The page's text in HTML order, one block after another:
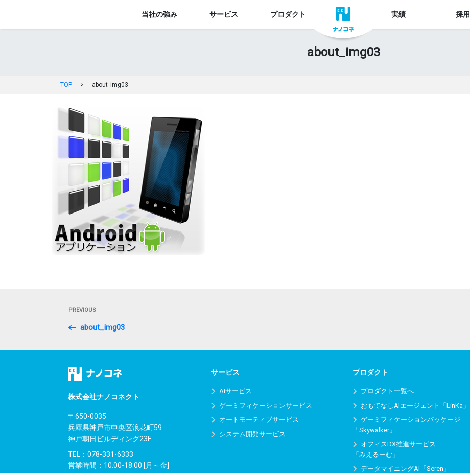
当社の強み サービス プロダクト 実績 採用
about_img03
TOP > about_img03
ビ
ゲ
ョ
ン
Previous
Post
PREVIOUS
about_img03
株式会社ナノコネクト
〒650-0035
兵庫県神戸市中央区浪花町59
神戸朝日ビルディング23F
TEL： 078-331-6333
営業時間：10:00-18:00 [月～金]
サービス
AIサービス
ゲーミフィケーションサービス
オートモーティブサービス
システム開発サービス
プロダクト
プロダクト一覧へ
おもてなしAIエージェント「LinKa」
ゲーミフィケーションパッケージ
「Skywalker」
オフィスDX推進サービス
「みえるーむ」
データマイニングAI「Seren」